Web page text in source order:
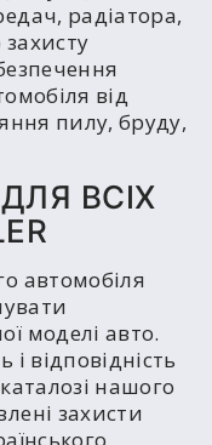
радіатора,
від
пилу, бруду,
ВСІХ
автомобіля
моделі авто.
відповідність
нашого
захисти